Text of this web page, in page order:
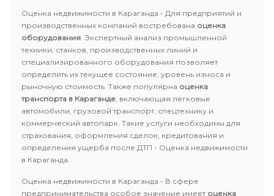
Оценка недвижимости в Караганда - Для предприятий и
производственных компаний востребована оценка
оборудования. Экспертный анализ промышленной
техники, станков, производственных линий и
специализированного оборудования позволяет
определить их текущее состояние, уровень износа и
рыночную стоимость. Также популярна оценка
транспорта в Караганде, включающая легковые
автомобили, грузовой транспорт, спецтехнику и
коммерческий автопарк. Такие услуги необходимы для
страхования, оформления сделок, кредитования и
определения ущерба после ДТП - Оценка недвижимости
в Караганда.
Оценка недвижимости в Караганда - В сфере
предпринимательства особое значение имеет оценка